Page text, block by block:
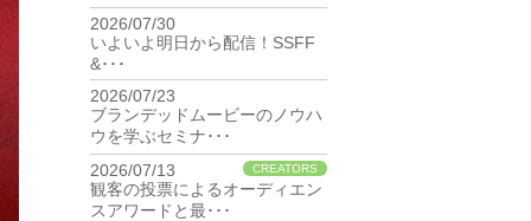
2026/07/30
いよいよ明日から配信！SSFF
&･･･
2026/07/23
ブランデッドムービーのノウハ
ウを学ぶセミナ･･･
2026/07/13
CREATORS
観客の投票によるオーディエン
スアワードと最･･･